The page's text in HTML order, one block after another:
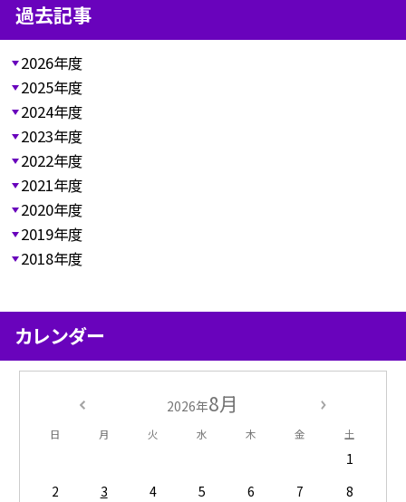
過去記事
2026年度
2025年度
2024年度
2023年度
2022年度
2021年度
2020年度
2019年度
2018年度
カレンダー
2026年8月
日 月 火 水 木 金 土
1
2
3 4 5 6 7
8